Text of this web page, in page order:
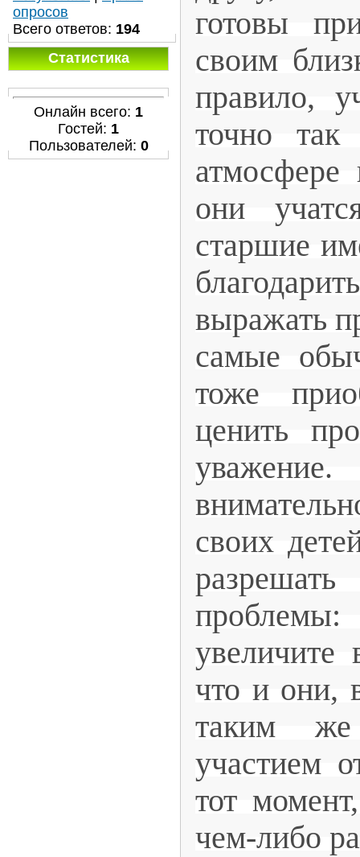
опросов
Всего ответов: 194
Статистика
Онлайн всего: 1
Гостей: 1
Пользователей: 0
готовы
своим
правило,
точно
они
старшие
выражать
самые
тоже
ценить
своих
увеличите
что и они,
таким
участием
тот
чем-либо